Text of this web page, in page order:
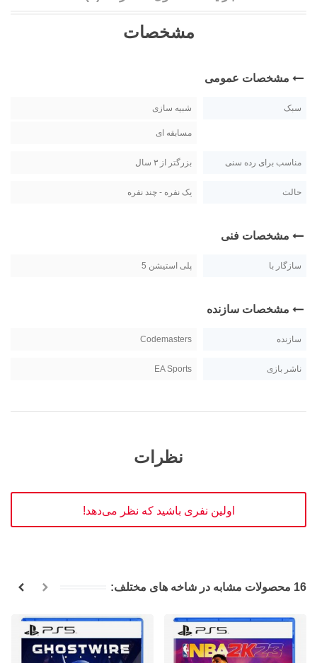
مشخصات
مشخصات عمومی
سبک شبیه سازی
مسابقه ای
مناسب برای رده سنی بزرگتر از ۳ سال
حالت یک نفره - چند نفره
مشخصات فنی
سازگار با پلی استیشن 5
مشخصات سازنده
سازنده Codemasters
ناشر بازی EA Sports
نظرات
اولین نفری باشید که نظر می‌دهد!
16 محصولات مشابه در شاخه های مختلف: